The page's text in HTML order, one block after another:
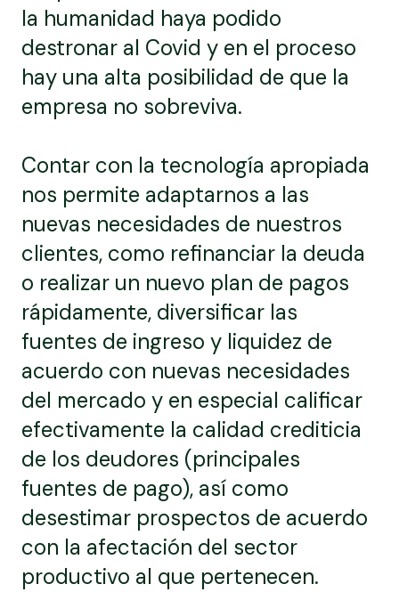
la humanidad haya podido
destronar al Covid y en el proceso
hay una alta posibilidad de que la
empresa no sobreviva.
Contar con la tecnología apropiada
nos permite adaptarnos a las
nuevas necesidades de nuestros
clientes, como refinanciar la deuda
o realizar un nuevo plan de pagos
rápidamente, diversificar las
fuentes de ingreso y liquidez de
acuerdo con nuevas necesidades
del mercado y en especial calificar
efectivamente la calidad crediticia
de los deudores (principales
fuentes de pago), así como
desestimar prospectos de acuerdo
con la afectación del sector
productivo al que pertenecen.